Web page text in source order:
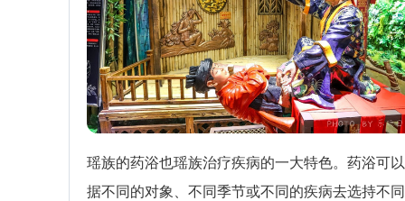
瑶族的药浴也瑶族治疗疾病的一大特色。药浴可
据不同的对象、不同季节或不同的疾病去选持不